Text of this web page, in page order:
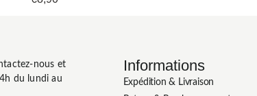
nous et
du lundi au
Informations
Expédition & Livraison